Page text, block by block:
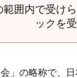
囲内で受け
ックを
」の略称で、